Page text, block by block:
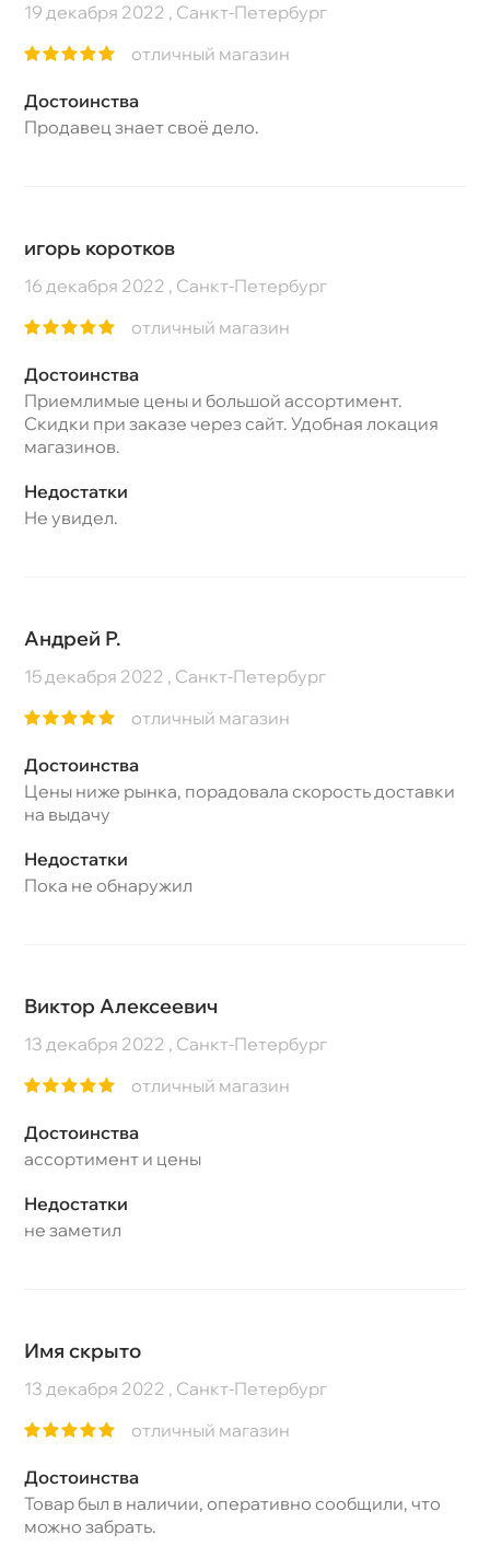
19 декабря 2022 , Санкт-Петербург
отличный магазин
Достоинства
Продавец знает своё дело.
игорь коротков
16 декабря 2022 , Санкт-Петербург
отличный магазин
Достоинства
Приемлимые цены и большой ассортимент.
Скидки при заказе через сайт. Удобная локация
магазинов.
Недостатки
Не увидел.
Андрей Р.
15 декабря 2022 , Санкт-Петербург
отличный магазин
Достоинства
Цены ниже рынка, порадовала скорость доставки
на выдачу
Недостатки
Пока не обнаружил
Виктор Алексеевич
13 декабря 2022 , Санкт-Петербург
отличный магазин
Достоинства
ассортимент и цены
Недостатки
не заметил
Имя скрыто
13 декабря 2022 , Санкт-Петербург
отличный магазин
Достоинства
Товар был в наличии, оперативно сообщили, что
можно забрать.